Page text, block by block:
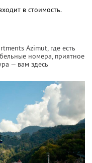
в стоимость.
Azimut, где есть
номера, приятное
— вам здесь